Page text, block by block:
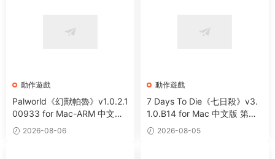
動作遊戲
Palworld《幻獸帕魯》v1.0.2.1
00933 for Mac-ARM 中文破
解版 開放世界生存制作遊戲
2026-08-06
動作遊戲
7 Days To Die《七日殺》v3.
1.0.B14 for Mac 中文版 第一
人稱末日射擊角色扮演遊戲
2026-08-05